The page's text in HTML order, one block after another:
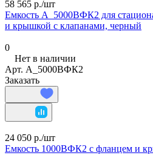
58 565 р./шт
Емкость А_5000ВФК2 для
и крышкой с клапанами, черный
0
Нет в наличии
Арт. А_5000ВФК2
Заказать
24 050 р./шт
Емкость 1000ВФК2 с фланцем и